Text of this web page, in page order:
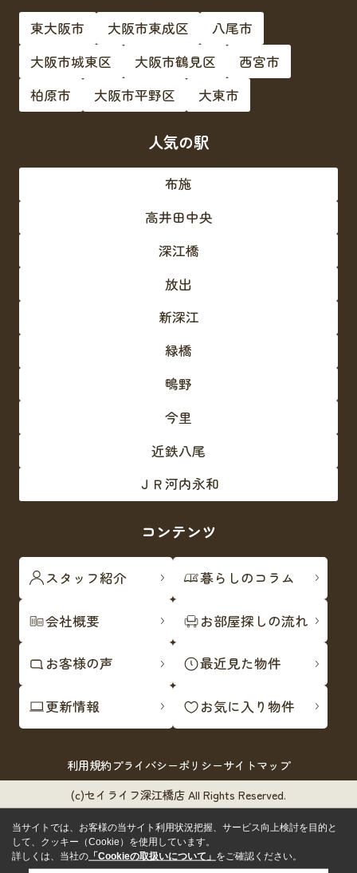
東大阪市 大阪市東成区
八尾市
大阪市城東区
大阪市鶴見区
西宮市
柏原市
大阪市平野区 大東市
人気の駅
布施
高井田中央
深江橋
放出
新深江
緑橋
鴫野
今里
近鉄八尾
ＪＲ河内永和
コンテンツ
スタッフ紹介 暮らしのコラム
会社概要 お部屋探しの流れ
お客様の声 最近見た物件
更新情報 お気に入り物件
利用規約プライバシーポリシーサイトマップ
(c)セイライフ深江橋店 All Rights Reserved.
当サイトでは、お客様の当サイト利用状況把握、サービス向上検討を目的と
して、クッキー（Cookie）を使用しています。
詳しくは、当社の 「Cookieの取扱いについて」 をご確認ください。